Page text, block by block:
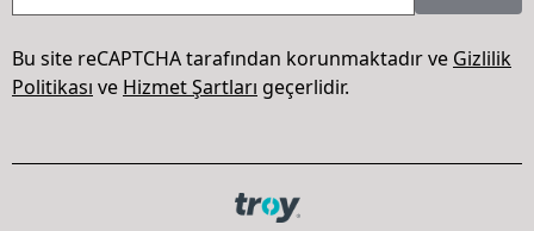
Bu site reCAPTCHA tarafından korunmaktadır ve Gizlilik
Politikası ve Hizmet Şartları geçerlidir.